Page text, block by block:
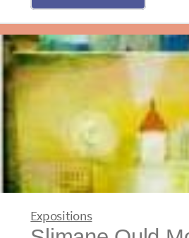
Expositions